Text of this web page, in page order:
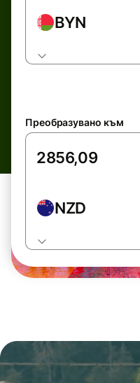
BYN
Преобразувано към
NZD